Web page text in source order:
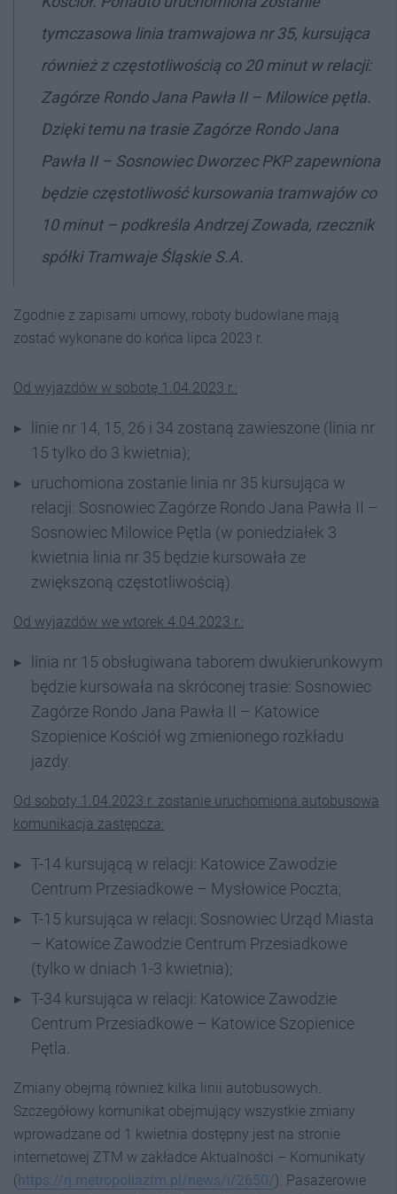
tymczasowa linia tramwajowa nr 35, kursująca
również z częstotliwością co 20 minut w relacji:
Zagórze Rondo Jana Pawła II – Milowice pętla.
Dzięki temu na trasie Zagórze Rondo Jana
Pawła II – Sosnowiec Dworzec PKP zapewniona
będzie częstotliwość kursowania tramwajów co
10 minut– podkreśla Andrzej Zowada, rzecznik
spółki Tramwaje Śląskie S.A.
Zgodnie z zapisami umowy, roboty budowlane mają
zostać wykonane do końca lipca 2023 r.
Od wyjazdów w sobotę 1.04.2023 r.:
linie nr 14, 15, 26 i 34 zostaną zawieszone (linia nr
15 tylko do 3 kwietnia);
uruchomiona zostanie linia nr 35 kursująca w
relacji: Sosnowiec Zagórze Rondo Jana Pawła II –
Sosnowiec Milowice Pętla (w poniedziałek 3
kwietnia linia nr 35 będzie kursowała ze
zwiększoną częstotliwością).
Od wyjazdów we wtorek 4.04.2023 r.:
linia nr 15 obsługiwana taborem dwukierunkowym
będzie kursowała na skróconej trasie: Sosnowiec
Zagórze Rondo Jana Pawła II – Katowice
Szopienice Kościół wg zmienionego rozkładu
jazdy.
Od soboty 1.04.2023 r. zostanie uruchomiona autobusowa
komunikacja zastępcza:
T-14 kursującą w relacji: Katowice Zawodzie
Centrum Przesiadkowe – Mysłowice Poczta;
T-15 kursująca w relacji: Sosnowiec Urząd Miasta
– Katowice Zawodzie Centrum Przesiadkowe
(tylko w dniach 1-3 kwietnia);
T-34 kursująca w relacji: Katowice Zawodzie
Centrum Przesiadkowe – Katowice Szopienice
Pętla.
Zmiany obejmą również kilka linii autobusowych.
Szczegółowy komunikat obejmujący wszystkie zmiany
wprowadzane od 1 kwietnia dostępny jest na stronie
internetowej ZTM w zakładce Aktualności – Komunikaty
(https://rj.metropoliaztm.pl/news/i/2650/). Pasażerowie